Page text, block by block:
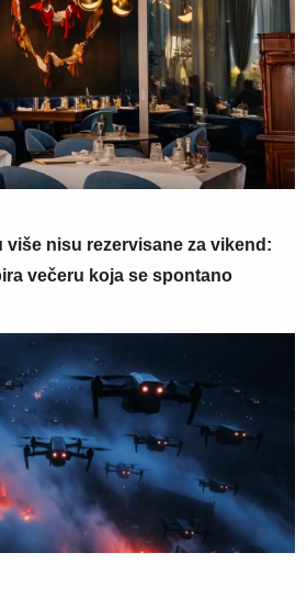
više nisu rezervisane za vikend:
večeru koja se spontano